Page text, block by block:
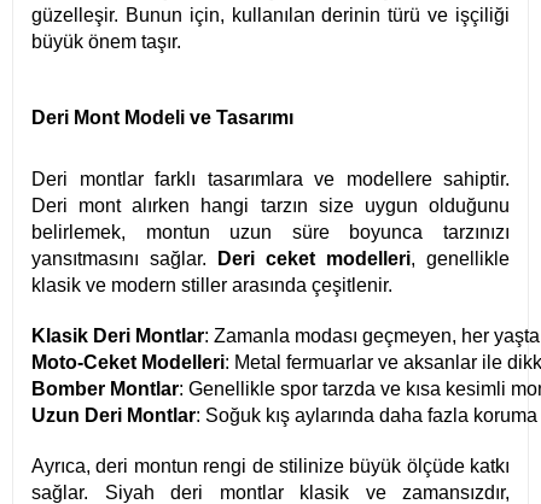
güzelleşir. Bunun için, kullanılan derinin türü ve işçiliği
büyük önem taşır.
Deri Mont Modeli ve Tasarımı
Deri montlar farklı tasarımlara ve modellere sahiptir.
Deri mont alırken hangi tarzın size uygun olduğunu
belirlemek, montun uzun süre boyunca tarzınızı
yansıtmasını sağlar.
Deri ceket modelleri, genellikle
klasik ve modern stiller arasında çeşitlenir.
Klasik Deri Montlar: Zamanla modası geçmeyen, her
Moto-Ceket Modelleri: Metal fermuarlar ve aksanlar ile
Bomber Montlar: Genellikle spor tarzda ve kısa kesimli
Uzun Deri Montlar: Soğuk kış aylarında daha fazla
Ayrıca, deri montun rengi de stilinize büyük ölçüde katkı
sağlar. Siyah deri montlar klasik ve zamansızdır,